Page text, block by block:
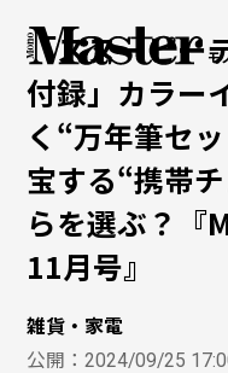
モ
「スヌーピー
付録」カラー
く“万年筆セ
宝する“携帯
らを選ぶ？『
11月号』
雑貨・家電
公開：2024/09/25